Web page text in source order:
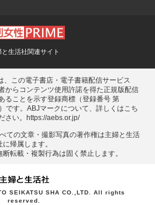
と生活社関連サイト
、この電子書店・電子書籍配信サービス
からコンテンツ使用許諾を得た正規版配信
ることを示す登録商標（登録番号 第
です。ABJマークについて、詳しくはこち
さい。
https://aebs.or.jp/
ての⽂章・撮影写真の著作権は主婦と⽣活
に帰属します。
転載・複製⾏為は固く禁⽌します。
SEIKATSU SHA CO.,LTD. All rights
reserved.